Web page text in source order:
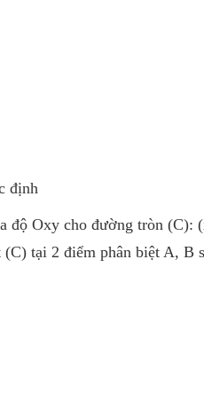
định
độ Oxy cho đường tròn (C):
(C) tại 2 điểm phân biệt A, B